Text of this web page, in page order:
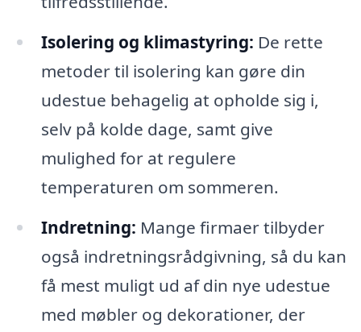
Isolering og klimastyring: De rette
metoder til isolering kan gøre din
udestue behagelig at opholde sig i,
selv på kolde dage, samt give
mulighed for at regulere
temperaturen om sommeren.
Indretning: Mange firmaer tilbyder
også indretningsrådgivning, så du kan
få mest muligt ud af din nye udestue
med møbler og dekorationer, der